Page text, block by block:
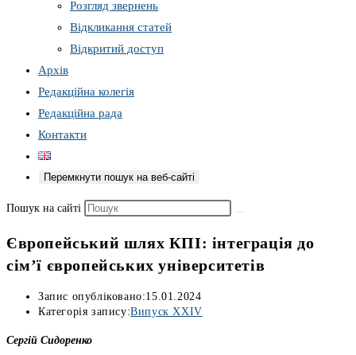
Розгляд звернень
Відкликання статей
Відкритий доступ
Архів
Редакційна колегія
Редакційна рада
Контакти
Перемкнути пошук на веб-сайті
Пошук на сайті
Європейський шлях КПІ: інтеграція до
сім’ї європейських університетів
Запис опубліковано:15.01.2024
Категорія запису:Випуск XXIV
Сергій Сидоренко